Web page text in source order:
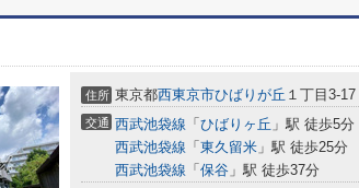
住所 東京都西東京市ひばりが丘 １丁目3-17
交通 西武池袋線 「 ひばりヶ丘 」駅 徒歩5分
西武池袋線 「 東久留米 」駅 徒歩25分
西武池袋線 「 保谷 」駅 徒歩37分